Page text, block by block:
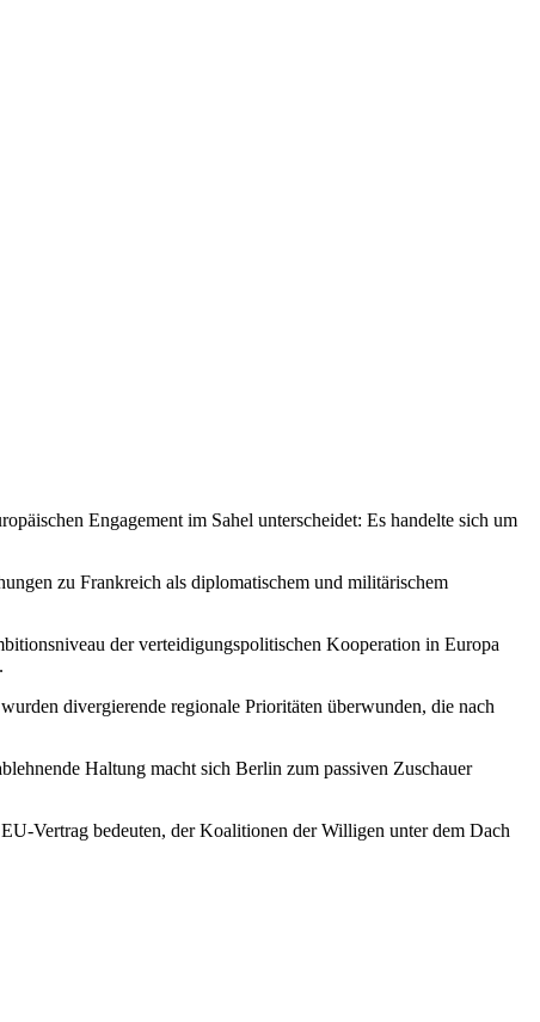
Engagement im Sahel unterscheidet: Es handelte sich um
zu Frankreich als diplomatischem und militärischem
der verteidigungspolitischen Kooperation in Europa
divergierende regionale Prioritäten überwunden, die nach
Haltung macht sich Berlin zum passiven Zuschauer
Vertrag bedeuten, der Koalitionen der Willigen unter dem Dach